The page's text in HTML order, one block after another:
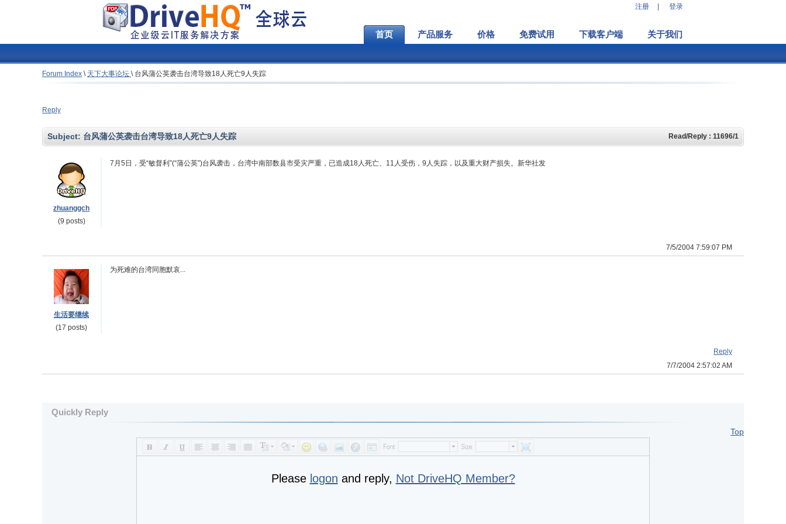
注册 登录
首页 产品服务 价格 免费试用 下载客户端 关于我们
Forum Index \ 天下大事论坛 \ 台风蒲公英袭击台湾导致18人死亡9人失踪
Reply
Subject: 台风蒲公英袭击台湾导致18人死亡9人失踪 Read/Reply : 11696/1
zhuanggch
(9 posts)
7月5日，受“敏督利”(“蒲公英”)台风袭击，台湾中南部数县市受灾严重，已造成18人死亡、11人受伤，9人失踪，以及重大财产损失。新华社发
7/5/2004 7:59:07 PM
生活要继续
(17 posts)
为死难的台湾同胞默哀...
Reply
7/7/2004 2:57:02 AM
Quickly Reply
Top
Please logon and reply, Not DriveHQ Member?